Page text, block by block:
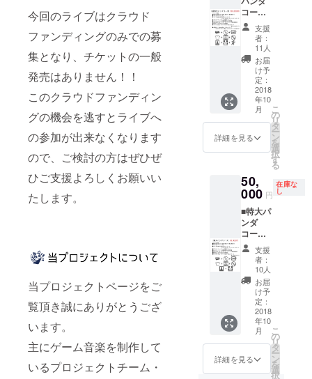
今回のライブはクラウド
ファンディングのみでの募
集となり、チケットの一般
発売はありません！！
このクラウドファンディン
グの機会を逃すとライブへ
の参加が出来なくなります
ので、ご検討の方はぜひぜ
ひご支援よろしくお願いい
たします。
当プロジェクトページをご
覧頂き誠にありがとうござ
います。
主にゲーム音楽を制作して
いるプロジェクトチーム・
様のお
名前掲
載 solfa
メン
バー＆
出演者
全員の
サイン
入りサ
ンクス
メッ
セージ
カード
life クラ
ウド
ファン
ディン
グ限定
新曲CD
終演
後、出
演者全
員と写
真撮影
コース
昼夜公
演通し
券・最
優先入
場あり
（優先
順位
１） ラ
イブ
テーマ
ソング
CD クラ
ディン
グ限定T
シャツ
エンド
ムー
ビーに
支援者
様のお
名前掲
載 出演
者全員
のサイ
ン入り
サンク
スメッ
セージ
カード
支援
者：
11人
お届
け予
定：
2018
年10
月
詳細を見る
こ
の
リ
タ
ー
ン
を
選
択
す
る
50,
000 円
在庫な
し
■特大パ
ンダ
コース
昼夜公
演通し
券・優
先入場
あり
（優先
順位
２） ラ
イブ
テーマ
ソング
CD クラ
支援
者：
10人
お届
け予
定：
2018
年10
月
詳細を見る
こ
の
リ
タ
ー
ン
を
選
択